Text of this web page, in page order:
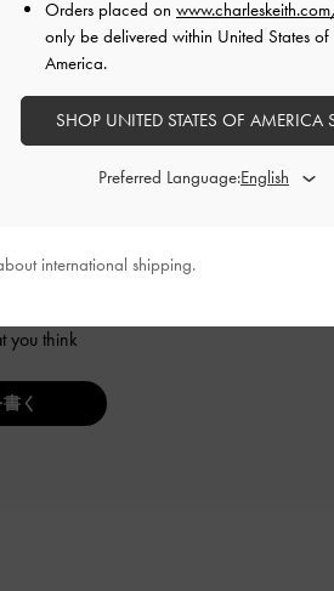
ください
you think
く
Orders placed on
only be delivered within United States of
America.
SHOP UNITED STATES OF AMERICA
Preferred Language:
international shipping.